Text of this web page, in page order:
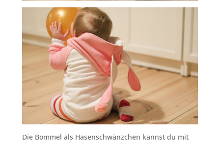
Die Bommel als Hasenschwänzchen kannst du mit